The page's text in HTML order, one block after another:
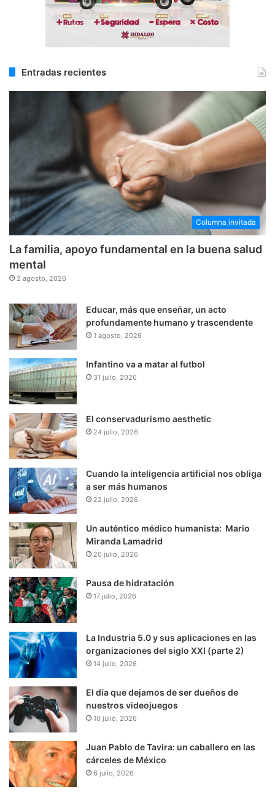
Entradas recientes
Columna invitada
La familia, apoyo fundamental en la buena salud
mental
2 agosto, 2026
Educar, más que enseñar, un acto
profundamente humano y trascendente
1 agosto, 2026
Infantino va a matar al futbol
31 julio, 2026
El conservadurismo aesthetic
24 julio, 2026
Cuando la inteligencia artificial nos obliga
a ser más humanos
22 julio, 2026
Un auténtico médico humanista: Mario
Miranda Lamadrid
20 julio, 2026
Pausa de hidratación
17 julio, 2026
La Industria 5.0 y sus aplicaciones en las
organizaciones del siglo XXI (parte 2)
14 julio, 2026
El día que dejamos de ser dueños de
nuestros videojuegos
10 julio, 2026
Juan Pablo de Tavira: un caballero en las
cárceles de México
6 julio, 2026